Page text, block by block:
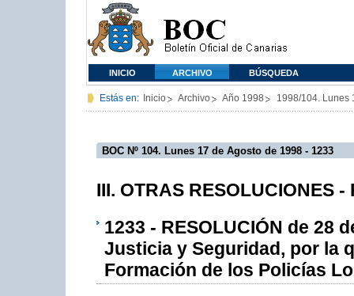
INICIO ARCHIVO BÚSQUEDA
Estás en: Inicio Archivo Año 1998 1998/104. Lunes
BOC Nº 104. Lunes 17 de Agosto de 1998 - 1233
III. OTRAS RESOLUCIONES
1233 - RESOLUCIÓN de 28
Justicia y Seguridad, por la
Formación de los Policías